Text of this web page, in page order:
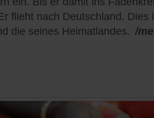
flieht nach Deutschland. Dies
die seines Heimatlandes. /